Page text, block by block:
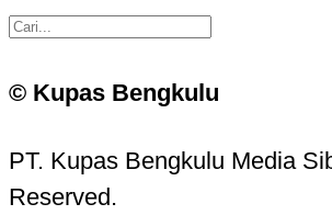
© Kupas Bengkulu
PT. Kupas Bengkulu Media
Reserved.